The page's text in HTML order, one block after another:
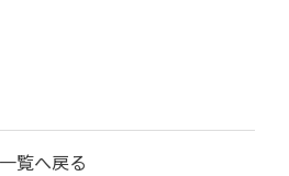
一覧へ戻る